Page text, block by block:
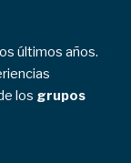
últimos años.
los grupos